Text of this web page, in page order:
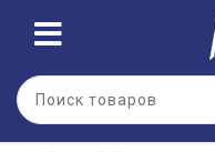
Для клиентов всех